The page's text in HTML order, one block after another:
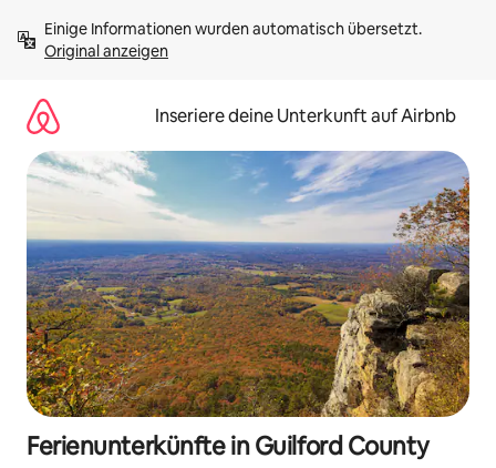
Inhalten
springenOriginal anzeigen
Inseriere deine Unterkunft auf Airbnb
Ferienunterkünfte in Guilford County